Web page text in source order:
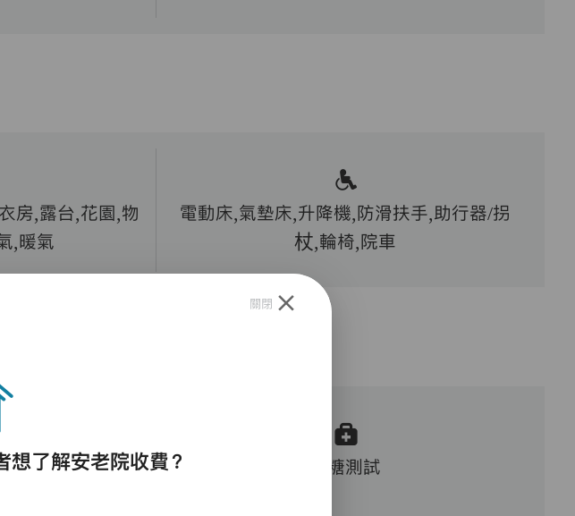
房,露台,花園,物
,暖氣
電動床,氣墊床,升降機,防滑扶手,助行器/拐
杖,輪椅,院車
度生命表徵、協
血糖測試
關閉
想了解安老院收費？